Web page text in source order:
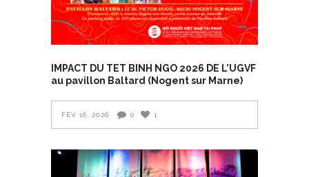
IMPACT DU TET BINH NGO 2026 DE L’UGVF
au pavillon Baltard (Nogent sur Marne)
FÉV 16, 2026 0 1